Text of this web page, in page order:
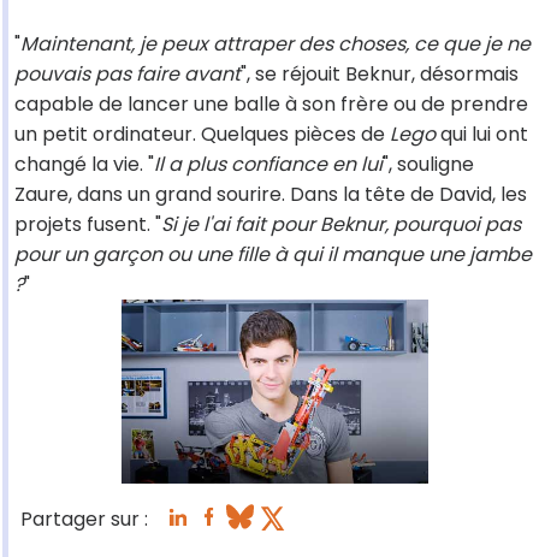
"Maintenant, je peux attraper des choses, ce que je ne
pouvais pas faire avant", se réjouit Beknur, désormais
capable de lancer une balle à son frère ou de prendre
un petit ordinateur. Quelques pièces de Legoqui lui ont
changé la vie. "Il a plus confiance en lui", souligne
Zaure, dans un grand sourire. Dans la tête de David, les
projets fusent. "Si je l'ai fait pour Beknur, pourquoi pas
pour un garçon ou une fille à qui il manque une jambe
?"
Partager sur :